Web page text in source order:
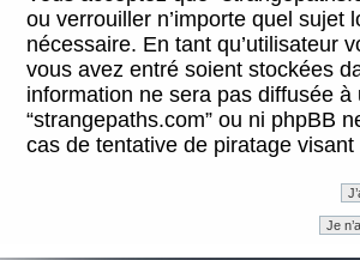
ou verrouiller n’importe quel sujet
nécessaire. En tant qu’utilisateur
vous avez entré soient stockées
information ne sera pas diffusée
“strangepaths.com” ou ni phpBB
cas de tentative de piratage